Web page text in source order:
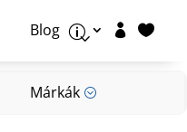
Blog p  
Márkák ;
Márkák;